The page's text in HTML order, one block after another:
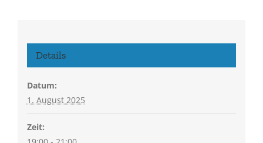
Details
Datum:
1. August 2025
Zeit: